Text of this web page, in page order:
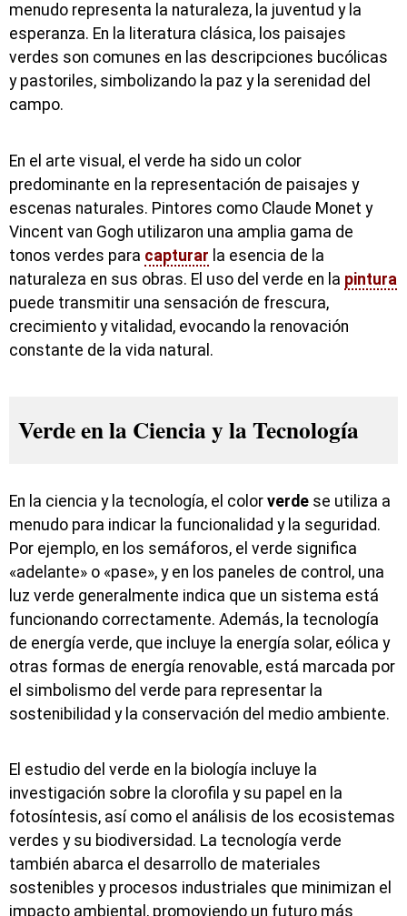
menudo representa la naturaleza, la juventud y la
esperanza. En la literatura clásica, los paisajes
verdes son comunes en las descripciones bucólicas
y pastoriles, simbolizando la paz y la serenidad del
campo.
En el arte visual, el verde ha sido un color
predominante en la representación de paisajes y
escenas naturales. Pintores como Claude Monet y
Vincent van Gogh utilizaron una amplia gama de
tonos verdes para capturar la esencia de la
naturaleza en sus obras. El uso del verde en la pintura
puede transmitir una sensación de frescura,
crecimiento y vitalidad, evocando la renovación
constante de la vida natural.
Verde en la Ciencia y la Tecnología
En la ciencia y la tecnología, el color verde se utiliza a
menudo para indicar la funcionalidad y la seguridad.
Por ejemplo, en los semáforos, el verde significa
«adelante» o «pase», y en los paneles de control, una
luz verde generalmente indica que un sistema está
funcionando correctamente. Además, la tecnología
de energía verde, que incluye la energía solar, eólica y
otras formas de energía renovable, está marcada por
el simbolismo del verde para representar la
sostenibilidad y la conservación del medio ambiente.
El estudio del verde en la biología incluye la
investigación sobre la clorofila y su papel en la
fotosíntesis, así como el análisis de los ecosistemas
verdes y su biodiversidad. La tecnología verde
también abarca el desarrollo de materiales
sostenibles y procesos industriales que minimizan el
impacto ambiental, promoviendo un futuro más